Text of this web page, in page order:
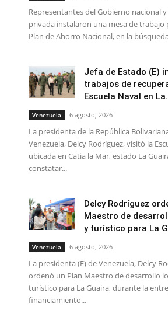
Representantes del Gobierno nacional
privada instalaron una mesa de trabajo
Plan de Ahorro Nacional, en la
Jefa de Estado (E)
trabajos de
Escuela Naval en
Venezuela 6 agosto, 2026
La presidenta de la República
Venezuela, Delcy Rodríguez, visitó la
ubicada en Catia la Mar, estado La
constatar...
Delcy Rodríguez
Maestro de
y turístico para La
Venezuela 6 agosto, 2026
La presidenta (E) de Venezuela, Delcy
ordenó un Plan Maestro de desarrollo
turístico para La Guaira, durante la
financiamiento...